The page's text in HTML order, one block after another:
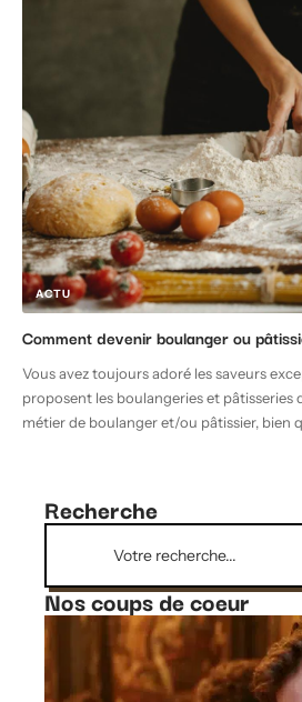
ACTU
Comment devenir boulanger ou
Vous avez toujours adoré les saveurs
proposent les boulangeries et pâtisseries
métier de boulanger et/ou pâtissier, bien
Recherche
Nos coups de coeur